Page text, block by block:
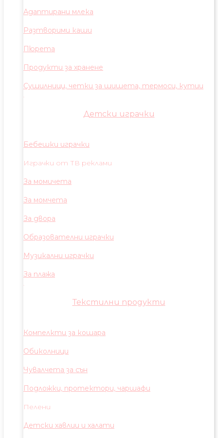
Адаптирани млека
Разтворими каши
Пюрета
Продукти за хранене
Сушилници, четки за шишета, термоси, кутии
Детски играчки
Бебешки играчки
Играчки от ТВ реклами
За момичета
За момчета
За двора
Образователни играчки
Музикални играчки
За плажа
Текстилни продукти
Компелкти за кошара
Обиколници
Чувалчета за сън
Подложки, протектори, чаршафи
Пелени
Детски хавлии и халати